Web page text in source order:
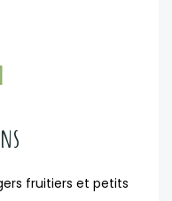
fruitiers et petits